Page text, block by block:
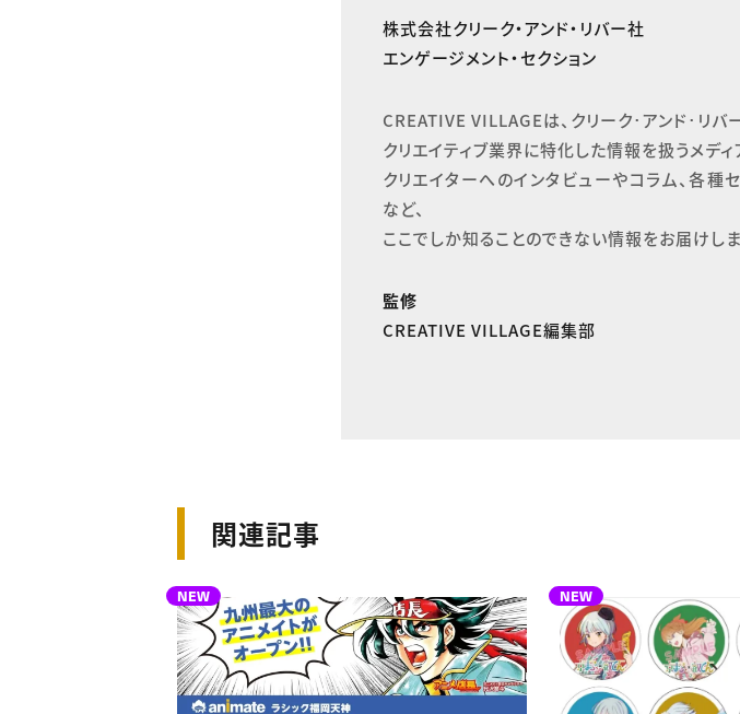
株式会社クリーク・アンド・リバー社
エンゲージメント・セクション
CREATIVE VILLAGEは、クリーク･アンド･リ
クリエイティブ業界に特化した情報を扱うメディ
クリエイターへのインタビューやコラム、各種
など、
ここでしか知ることのできない情報をお届けしま
監修
CREATIVE VILLAGE編集部
関連記事
NEW NEW